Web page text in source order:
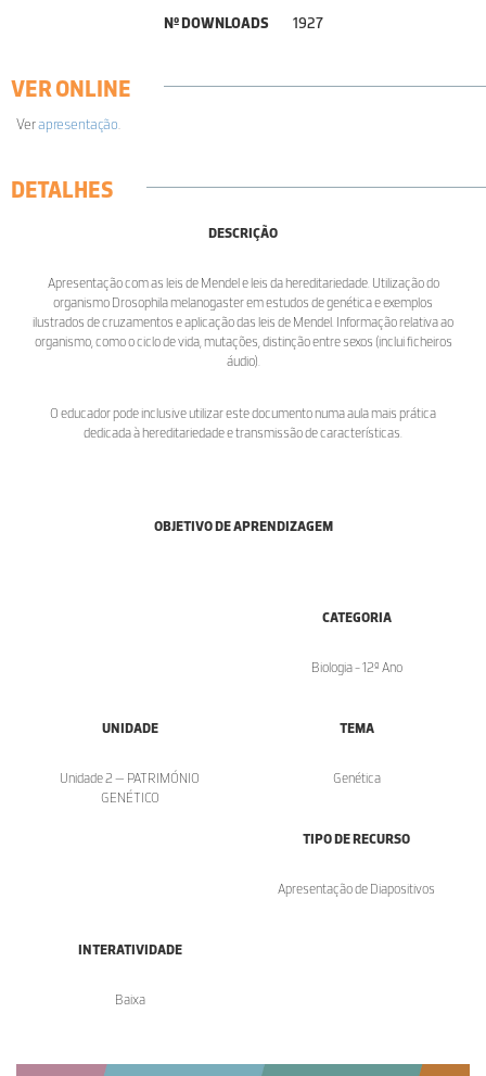
Nº DOWNLOADS 1927
VER ONLINE
Verapresentação.
DETALHES
DESCRIÇÃO
Apresentação com as leis de Mendel e leis da hereditariedade. Utilização do
organismo Drosophila melanogaster em estudos de genética e exemplos
ilustrados de cruzamentos e aplicação das leis de Mendel. Informação relativa ao
organismo, como o ciclo de vida, mutações, distinção entre sexos (inclui ficheiros
áudio).
O educador pode inclusive utilizar este documento numa aula mais prática
dedicada à hereditariedade e transmissão de características.
OBJETIVO DE APRENDIZAGEM
CATEGORIA
Biologia - 12º Ano
UNIDADE
Unidade 2 — PATRIMÓNIO
GENÉTICO
TEMA
Genética
TIPO DE RECURSO
Apresentação de Diapositivos
INTERATIVIDADE
Baixa